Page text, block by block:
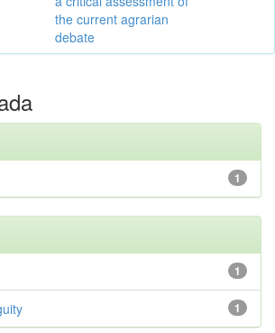
the current agrarian
debate
1
1
1